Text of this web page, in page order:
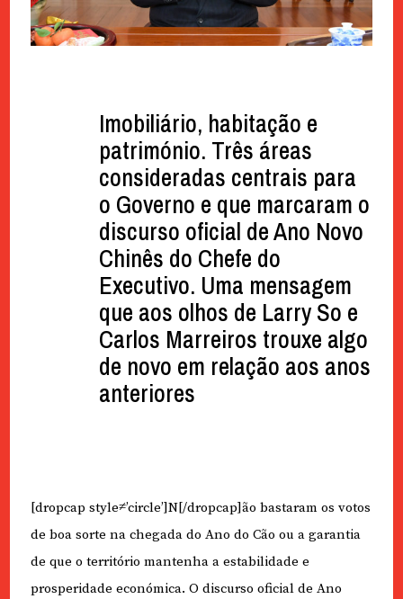
Imobiliário, habitação e
património. Três áreas
consideradas centrais para
o Governo e que marcaram o
discurso oficial de Ano Novo
Chinês do Chefe do
Executivo. Uma mensagem
que aos olhos de Larry So e
Carlos Marreiros trouxe algo
de novo em relação aos anos
anteriores
[dropcap style≠’circle’]N[/dropcap]ão bastaram os votos
de boa sorte na chegada do Ano do Cão ou a garantia
de que o território mantenha a estabilidade e
prosperidade económica. O discurso oficial de Ano